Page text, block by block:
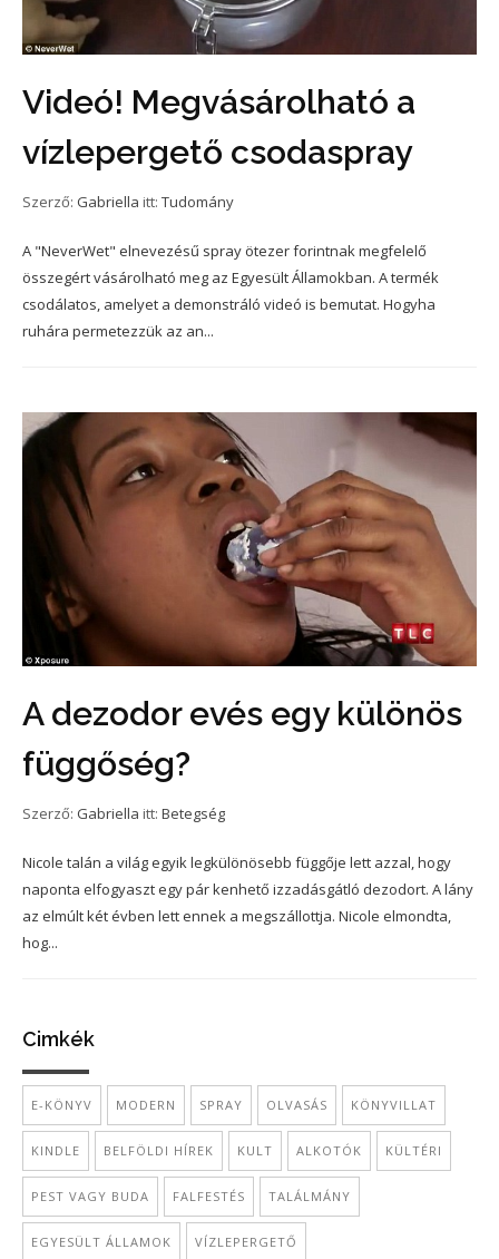
Videó! Megvásárolható a
vízlepergető csodaspray
Szerző: Gabriella itt: Tudomány
A "NeverWet" elnevezésű spray ötezer forintnak megfelelő
összegért vásárolható meg az Egyesült Államokban. A termék
csodálatos, amelyet a demonstráló videó is bemutat. Hogyha
ruhára permetezzük az an...
A dezodor evés egy különös
függőség?
Szerző: Gabriella itt: Betegség
Nicole talán a világ egyik legkülönösebb függője lett azzal, hogy
naponta elfogyaszt egy pár kenhető izzadásgátló dezodort. A lány
az elmúlt két évben lett ennek a megszállottja. Nicole elmondta,
hog...
Cimkék
E-KÖNYV MODERN SPRAY OLVASÁS KÖNYVILLAT
KINDLE BELFÖLDI HÍREK KULT ALKOTÓK KÜLTÉRI
PEST VAGY BUDA FALFESTÉS TALÁLMÁNY
EGYESÜLT ÁLLAMOK VÍZLEPERGETŐ